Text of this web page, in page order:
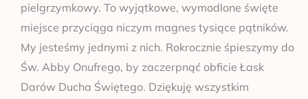
pielgrzymkowy. To wyjątkowe, wymodlone święte
miejsce przyciąga niczym magnes tysiące pątników.
My jesteśmy jednymi z nich. Rokrocznie śpieszymy do
Św. Abby Onufrego, by zaczerpnąć obficie Łask
Darów Ducha Świętego. Dziękuję wszystkim